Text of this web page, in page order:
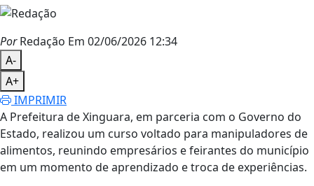
PorRedação Em 02/06/2026 12:34
A-
A+
IMPRIMIR
A Prefeitura de Xinguara, em parceria com o Governo do
Estado, realizou um curso voltado para manipuladores de
alimentos, reunindo empresários e feirantes do município
em um momento de aprendizado e troca de experiências.